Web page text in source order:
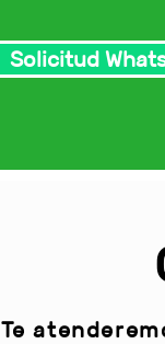
Solicitud
Te